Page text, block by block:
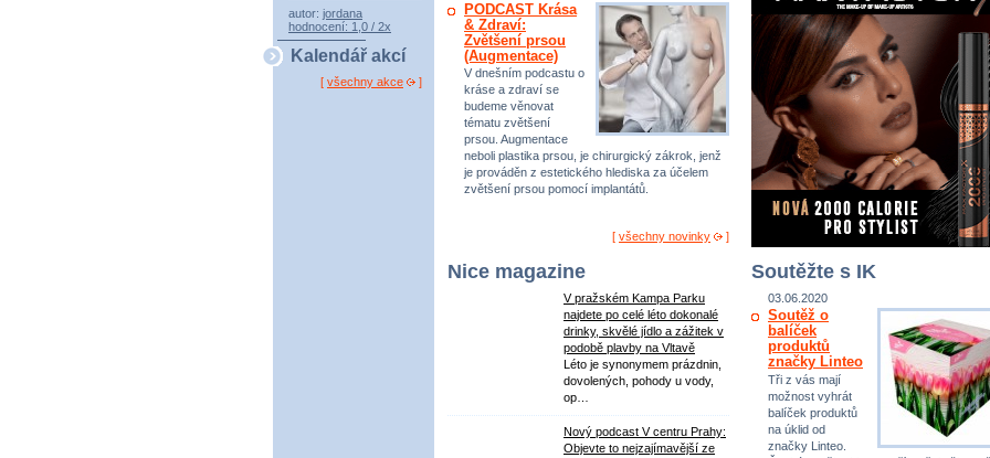
autor: jordana
hodnocení: 1,0 / 2x
Kalendář akcí
[ všechny akce ]
PODCAST Krása
& Zdraví:
Zvětšení prsou
(Augmentace)
V dnešním podcastu o
kráse a zdraví se
budeme věnovat
tématu zvětšení
prsou. Augmentace
neboli plastika prsou, je chirurgický zákrok, jenž
je prováděn z estetického hlediska za účelem
zvětšení prsou pomocí implantátů.
[ všechny novinky ]
Nice magazine
V pražském Kampa Parku
najdete po celé léto dokonalé
drinky, skvělé jídlo a zážitek v
podobě plavby na Vltavě
Léto je synonymem prázdnin,
dovolených, pohody u vody,
op…
Nový podcast V centru Prahy:
Objevte to nejzajímavější ze
Soutěžte s IK
03.06.2020
Soutěž o
balíček
produktů
značky Linteo
Tři z vás mají
možnost vyhrát
balíček produktů
na úklid od
značky Linteo.